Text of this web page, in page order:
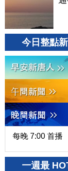
今日整點
每晚 7:00 首播
一週最